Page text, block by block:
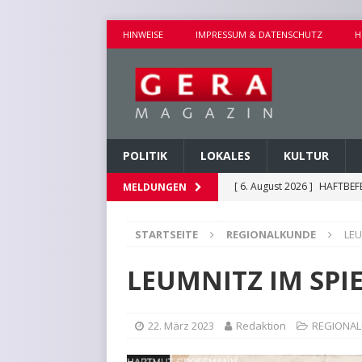
HINWEISE IMPRESSUM & DATENSCHUTZ
POLITIK LOKALES KULTUR
MELDUNGEN [ 6. August 2026 ]
[ 6. August 2026 ]
[ 6. August 2026 ]
[ 6. August 2026 ]
STARTSEITE REGIONALKUNDE
LEUMNITZ IM
22. März 2023 Redaktion